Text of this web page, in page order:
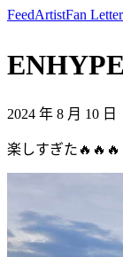
FeedArtistFan Letter
2024 年 8 月 10 日
楽しすぎた